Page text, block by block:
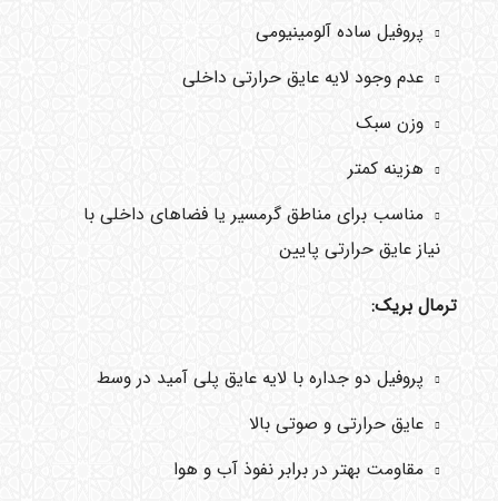
پروفیل ساده آلومینیومی
عدم وجود لایه عایق حرارتی داخلی
وزن سبک
هزینه کمتر
مناسب برای مناطق گرمسیر یا فضاهای داخلی با
نیاز عایق حرارتی پایین
ترمال بریک:
پروفیل دو جداره با لایه عایق پلی آمید در وسط
عایق حرارتی و صوتی بالا
مقاومت بهتر در برابر نفوذ آب و هوا